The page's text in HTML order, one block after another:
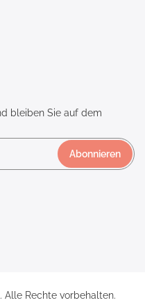
bleiben Sie auf dem
Abonnieren
Alle Rechte vorbehalten.